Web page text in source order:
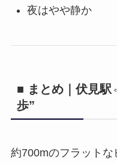
夜はやや静か
■ まとめ｜伏見
歩”
約700mのフラットな